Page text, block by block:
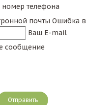
телефона
почты Ошибка в
Ваш E-mail
сообщение
Сообщение